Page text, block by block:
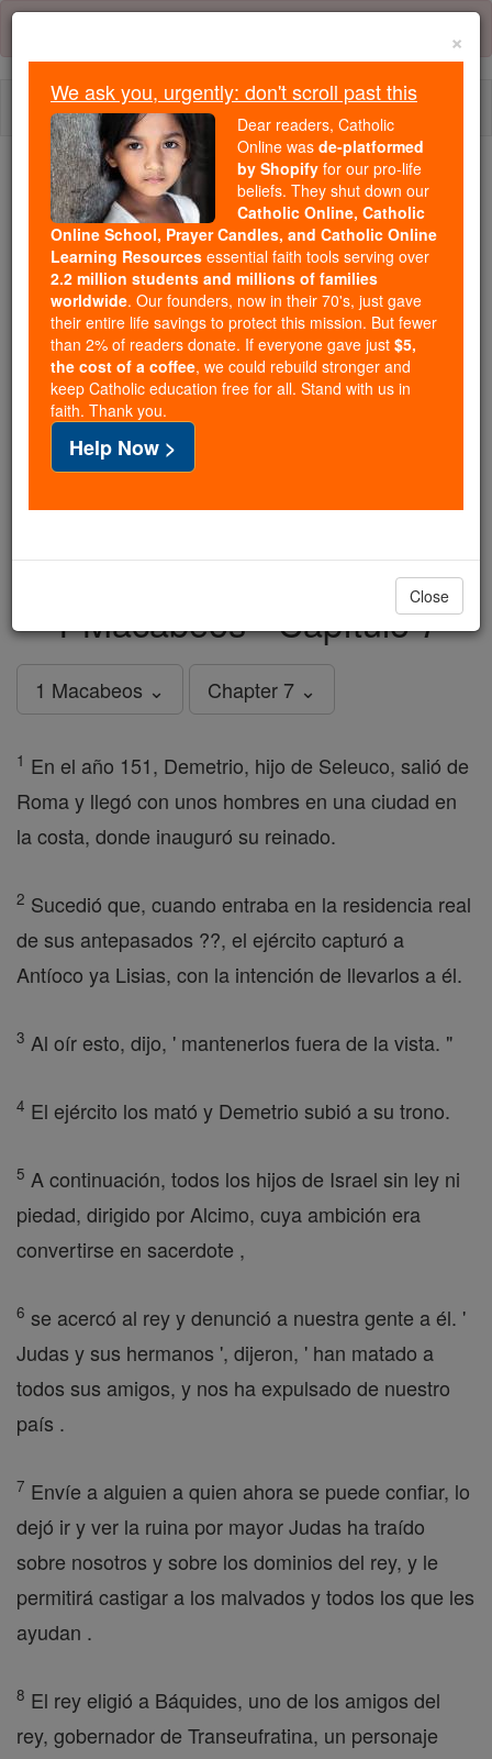
Skip
content
We ask you, urgently: don't scroll past this
Dear readers, Catholic Online
wasde-platformed by Shopify
for our pro-life beliefs. They
shut down ourCatholic
Online, Catholic Online School, Prayer Candles, and
Catholic Online Learning Resourcesessential faith
tools serving over2.2 million students and millions of
families worldwide. Our founders, now in their 70's,
just gave their entire life savings to protect this mission.
But fewer than 2% of readers donate. If everyone gave
just$5, the cost of a coffee, we could rebuild stronger
in faith. Thank you.DONATE TODAY >
1 Macabeos - Capítulo 7
1 Macabeos ⌄ Chapter 7 ⌄
1 En el año 151, Demetrio, hijo de Seleuco, salió de
Roma y llegó con unos hombres en una ciudad en
la costa, donde inauguró su reinado.
2 Sucedió que, cuando entraba en la residencia real
de sus antepasados ??, el ejército capturó a
Antíoco ya Lisias, con la intención de llevarlos a él.
3 Al oír esto, dijo, ' mantenerlos fuera de la vista. "
4 El ejército los mató y Demetrio subió a su trono.
5 A continuación, todos los hijos de Israel sin ley ni
piedad, dirigido por Alcimo, cuya ambición era
convertirse en sacerdote ,
6 se acercó al rey y denunció a nuestra gente a él. '
Judas y sus hermanos ', dijeron, ' han matado a
todos sus amigos, y nos ha expulsado de nuestro
país .
7 Envíe a alguien a quien ahora se puede confiar, lo
dejó ir y ver la ruina por mayor Judas ha traído
sobre nosotros y sobre los dominios del rey, y le
permitirá castigar a los malvados y todos los que les
ayudan .
8 El rey eligió a Báquides, uno de los amigos del
rey, gobernador de Transeufratina, un personaje
×
We ask you, urgently: don't scroll past this
Dear readers, Catholic
Online was de-platformed
by Shopify for our pro-life
beliefs. They shut down our
Catholic Online, Catholic
Online School, Prayer Candles, and Catholic Online
Learning Resources essential faith tools serving over
2.2 million students and millions of families
worldwide. Our founders, now in their 70's, just gave
their entire life savings to protect this mission. But fewer
than 2% of readers donate. If everyone gave just $5,
the cost of a coffee, we could rebuild stronger and
keep Catholic education free for all. Stand with us in
faith. Thank you.
Help Now >
Close